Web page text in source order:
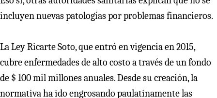
incluyen nuevas patologías por problemas financieros.
La Ley Ricarte Soto, que entró en vigencia en 2015,
cubre enfermedades de alto costo a través de un fondo
de $ 100 mil millones anuales. Desde su creación, la
normativa ha ido engrosando paulatinamente las